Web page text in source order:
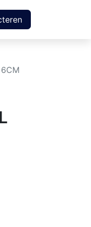
6CM